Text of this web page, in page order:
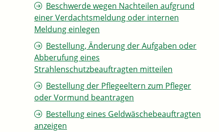
Beschwerde wegen Nachteilen aufgrund
einer Verdachtsmeldung oder internen
Meldung einlegen
Bestellung, Änderung der Aufgaben oder
Abberufung eines
Strahlenschutzbeauftragten mitteilen
Bestellung der Pflegeeltern zum Pfleger
oder Vormund beantragen
Bestellung eines Geldwäschebeauftragten
anzeigen